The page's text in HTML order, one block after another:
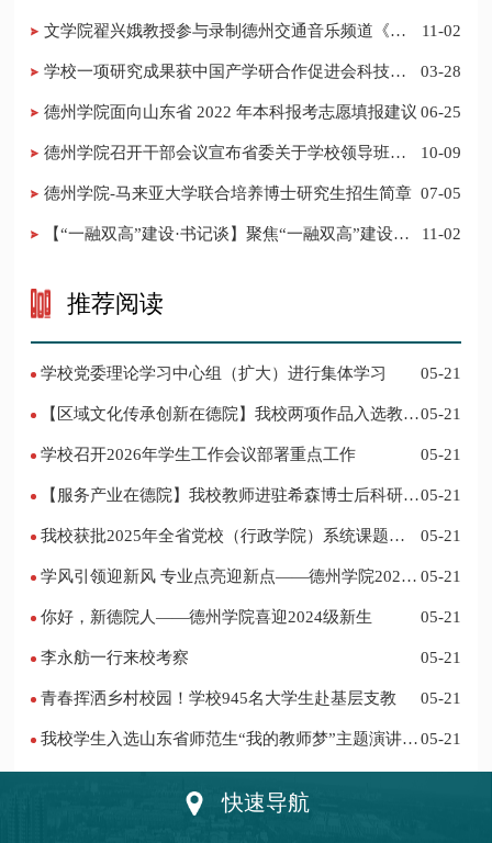
​文学院翟兴娥教授参与录制德州交通音乐频道《科
11-02
学校一项研究成果获中国产学研合作促进会科技创
03-28
德州学院面向山东省 2022 年本科报考志愿填报建议 06-25
​德州学院召开干部会议宣布省委关于学校领导班子
10-09
德州学院-马来亚大学联合培养博士研究生招生简章 07-05
11-02
推荐阅读
学校党委理论学习中心组（扩大）进行集体学习 05-21
05-21
学校召开2026年学生工作会议部署重点工作 05-21
05-21
我校获批2025年全省党校（行政学院）系统课题立
05-21
学风引领迎新风 专业点亮迎新点——德州学院2024
05-21
你好，新德院人——德州学院喜迎2024级新生 05-21
李永舫一行来校考察 05-21
青春挥洒乡村校园！学校945名大学生赴基层支教 05-21
我校学生入选山东省师范生“我的教师梦”主题演讲活
05-21
快速导航